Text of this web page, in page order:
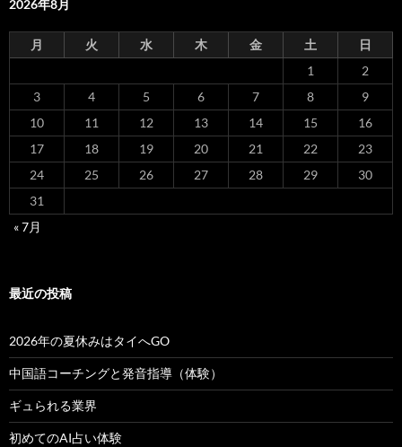
2026年8月
月 火 水 木 金 土
日
1
2
3
4 5 6 7 8
9
10
11 12 13 14 15
16
17
18 19 20 21 22
23
24
25 26 27 28 29
30
31
« 7月
最近の投稿
2026年の夏休みはタイへGO
中国語コーチングと発音指導（体験）
ギュられる業界
初めてのAI占い体験